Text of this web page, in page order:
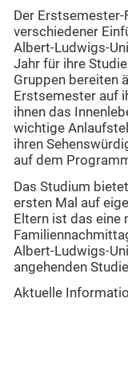
Der
verschiedener
Albert-Ludwigs-
Jahr für ihre
Gruppen bereiten
Erstsemester auf
ihnen das
wichtige
ihren
auf dem
Das Studium
ersten Mal auf
Eltern ist das eine
Albert-Ludwigs-
angehenden
Aktuelle